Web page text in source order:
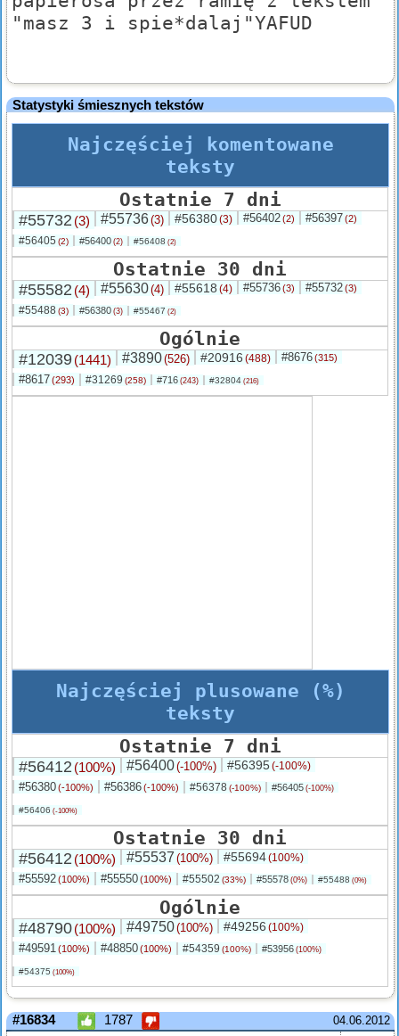
"masz 3 i spie*dalaj"YAFUD
Statystyki śmiesznych tekstów
Najczęściej komentowane
teksty
Ostatnie 7 dni
#55732 (3) #55736(3) #56380(3) #56402(2) #56397(2)
#56405 (2) #56400 (2) #56408 (2)
Ostatnie 30 dni
#55582 (4) #55630(4) #55618 (4) #55736(3) #55732(3)
#55488 (3) #56380 (3) #55467 (2)
Ogólnie
#12039(1441) #3890(526) #20916 (488) #8676(315)
#8617(293) #31269 (258) #716 (243) #32804 (216)
Najczęściej plusowane (%)
teksty
Ostatnie 7 dni
#56412 (100%) #56400(-100%) #56395(-100%)
#56380(-100%) #56386(-100%) #56378 (-100%) #56405 (-100%)
#56406 (-100%)
Ostatnie 30 dni
#56412 (100%) #55537 (100%) #55694(100%)
#55592(100%) #55550(100%) #55502 (33%) #55578 (0%) #55488 (0%)
Ogólnie
#48790(100%) #49750(100%) #49256 (100%)
#49591(100%) #48850(100%) #54359 (100%) #53956 (100%)
#54375 (100%)
04.06.2012
#16834 1787